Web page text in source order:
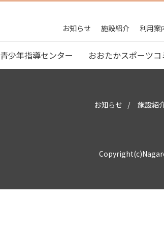
お知らせ 施設紹介 利用案
青少年指導センター おおたかスポーツ
お知らせ 施設紹